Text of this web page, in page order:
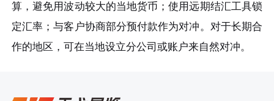
算，避免用波动较大的当地货币；使用远期结汇工具锁
定汇率；与客户协商部分预付款作为对冲。对于长期合
作的地区，可在当地设立分公司或账户来自然对冲。